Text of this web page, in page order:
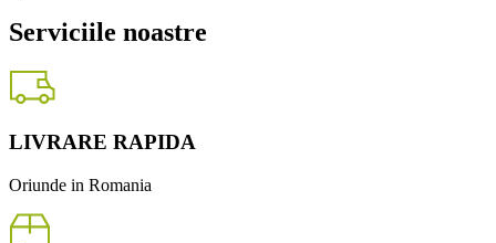
Serviciile noastre
LIVRARE RAPIDA
Oriunde in Romania